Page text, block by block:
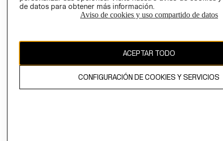
El contenido de esta página web está protegido por copyright y es
de datos para obtener más información.
Aviso de cookies y uso compartido de datos
ACEPTAR TODO
CONFIGURACIÓN DE COOKIES Y SERVICIOS